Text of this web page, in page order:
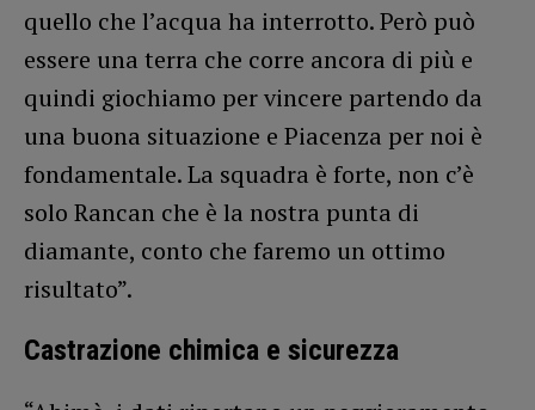
quello che l’acqua ha interrotto. Però può
essere una terra che corre ancora di più e
quindi giochiamo per vincere partendo da
una buona situazione e Piacenza per noi è
fondamentale. La squadra è forte, non c’è
solo Rancan che è la nostra punta di
diamante, conto che faremo un ottimo
risultato”.
Castrazione chimica e sicurezza